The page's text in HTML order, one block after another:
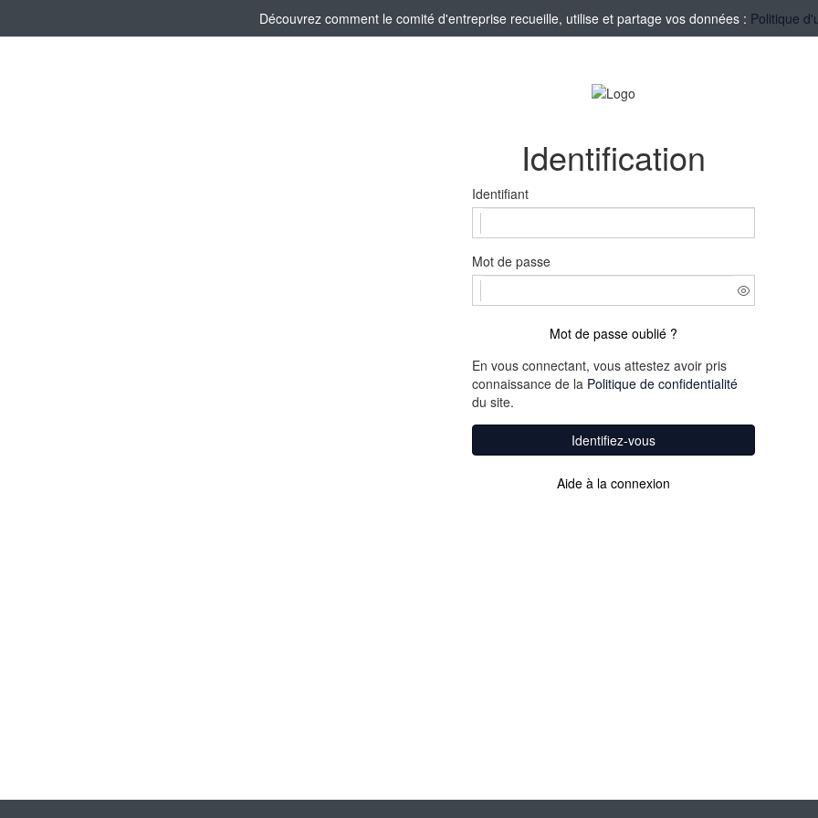
Découvrez comment le comité d'entreprise recueille, utilise et partage vos données : Politique
Identification
Identifiant
Mot de passe
Mot de passe oublié ?
En vous connectant, vous attestez avoir pris
connaissance de la Politique de confidentialité
du site.
Identifiez-vous
Aide à la connexion